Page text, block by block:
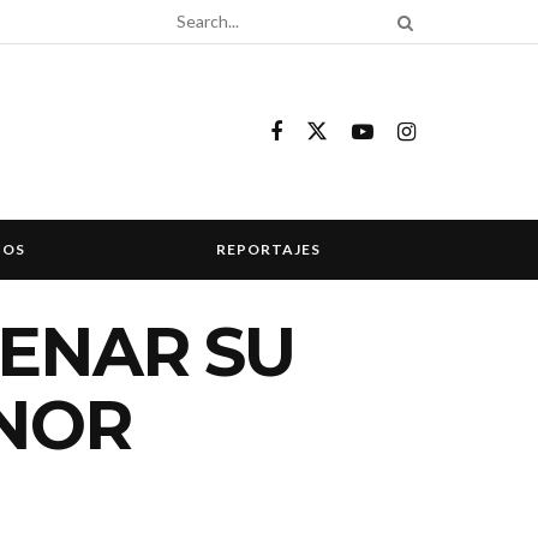
REPORTAJES
SU